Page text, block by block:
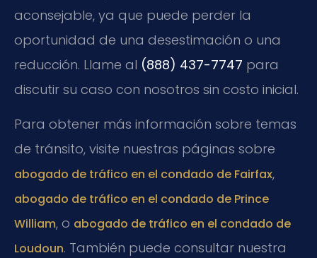
aconsejable, ya que puede perder la
oportunidad de una desestimación o una
reducción. Llame al (888) 437-7747 para
discutir su caso con nosotros sin costo inicial.
Para obtener más información sobre temas
de tránsito, visite nuestras páginas sobre
abogado de tráfico en el condado de Fairfax,
abogado de tráfico en el condado de Prince
William, o abogado de tráfico en el condado de
Loudoun. También puede consultar nuestra